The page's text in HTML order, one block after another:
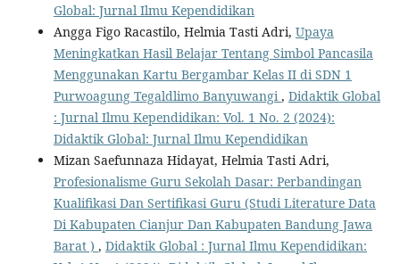
Global: Jurnal Ilmu Kependidikan
Angga Figo Racastilo, Helmia Tasti Adri, Upaya
Meningkatkan Hasil Belajar Tentang Simbol Pancasila
Menggunakan Kartu Bergambar Kelas II di SDN 1
Purwoagung Tegaldlimo Banyuwangi , Didaktik Global
: Jurnal Ilmu Kependidikan: Vol. 1 No. 2 (2024):
Didaktik Global: Jurnal Ilmu Kependidikan
Mizan Saefunnaza Hidayat, Helmia Tasti Adri,
Profesionalisme Guru Sekolah Dasar: Perbandingan
Kualifikasi Dan Sertifikasi Guru (Studi Literature Data
Di Kabupaten Cianjur Dan Kabupaten Bandung Jawa
Barat ) , Didaktik Global : Jurnal Ilmu Kependidikan: